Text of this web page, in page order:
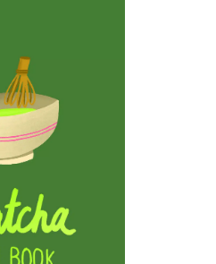
vous rapidement